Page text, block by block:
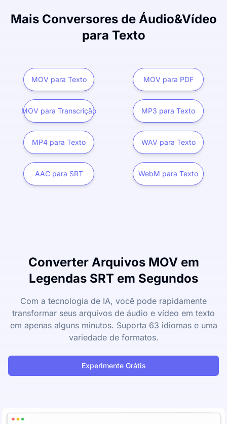
Mais Conversores de Áudio&Vídeo
para Texto
MOV para Texto MOV para PDF
MOV para Transcrição MP3 para Texto
MP4 para Texto WAV para Texto
AAC para SRT WebM para Texto
Converter Arquivos MOV em
Legendas SRT em Segundos
Com a tecnologia de IA, você pode rapidamente
transformar seus arquivos de áudio e vídeo em texto
em apenas alguns minutos. Suporta 63 idiomas e uma
variedade de formatos.
Experimente Grátis